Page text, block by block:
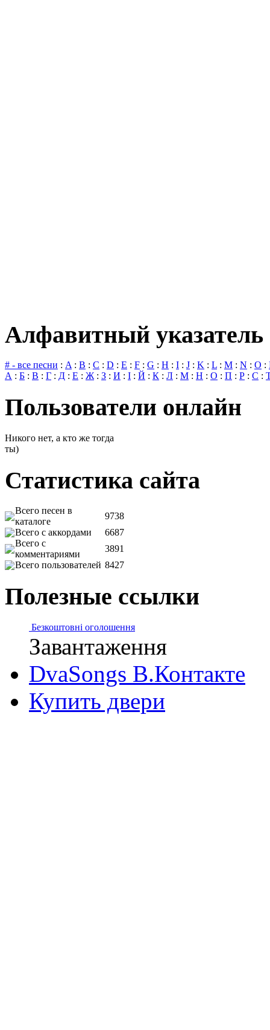
Алфавитный указатель
# - все песни : A: B : C : D : E : F : G : H : I : J : K : L : M : N : O :
А : Б : В : Г : Д : Е : Ж: З : И : І : Й : К : Л : М : Н : О : П : Р : С :
Пользователи онлайн
Никого нет, а кто же тогда
ты)
Статистика сайта
Всего песен в
каталоге
9738
Всего с аккордами
6687
Всего с
комментариями
3891
Всего пользователей 8427
Полезные ссылки
Безкоштовні оголошення
Завантаження
DvaSongs В.Контакте
Купить двери